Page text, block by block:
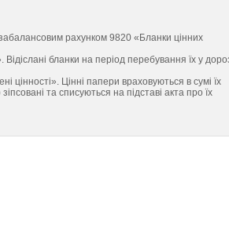
рахунком 9820 «Бланки цінних
бланки на період перебування їх у
Цінні папери враховуються в сумі їх
та списуються на підставі акта про їх